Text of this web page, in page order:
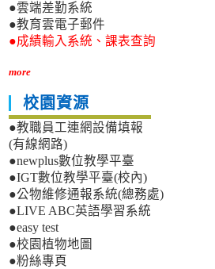
●雲端差勤系統
●教育雲電子郵件
●成績輸入系統、課表查詢
more
校園資源
●教職員工連網設備填報
(有線網路)
●newplus數位教學平臺
●IGT數位教學平臺(校內)
●公物維修通報系統(總務處)
●LIVE ABC英語學習系統
●easy test
●校園植物地圖
●粉絲專頁